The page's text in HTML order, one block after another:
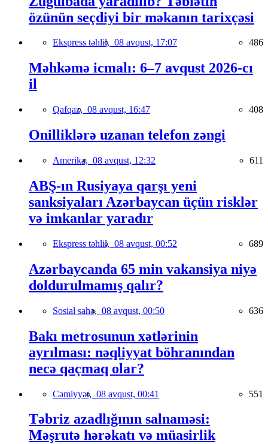
özünün seçdiyi bir məkanın tarixçəsi
Ekspress təhlil, 08 avqust, 17:07 486
Məhkəmə icmalı: 6–7 avqust 2026-cı
il
Qafqaz, 08 avqust, 16:47 408
Onilliklərə uzanan telefon zəngi
Amerika, 08 avqust, 12:32 611
ABŞ-ın Rusiyaya qarşı yeni
sanksiyaları Azərbaycan üçün risklər
və imkanlar yaradır
Ekspress təhlil, 08 avqust, 00:52 689
Azərbaycanda 65 min vakansiya niyə
doldurulmamış qalır?
Sosial sahə, 08 avqust, 00:50 636
Bakı metrosunun xətlərinin
ayrılması: nəqliyyat böhranından
necə qaçmaq olar?
Cəmiyyət, 08 avqust, 00:41 551
Təbriz azadlığının salnaməsi:
Məşrutə hərəkatı və müasirlik